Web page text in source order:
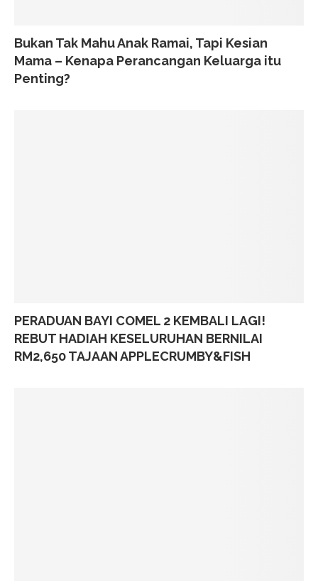
Bukan Tak Mahu Anak Ramai, Tapi Kesian
Mama – Kenapa Perancangan Keluarga itu
Penting?
PERADUAN BAYI COMEL 2 KEMBALI LAGI!
REBUT HADIAH KESELURUHAN BERNILAI
RM2,650 TAJAAN APPLECRUMBY&FISH